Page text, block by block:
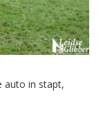
auto in stapt,